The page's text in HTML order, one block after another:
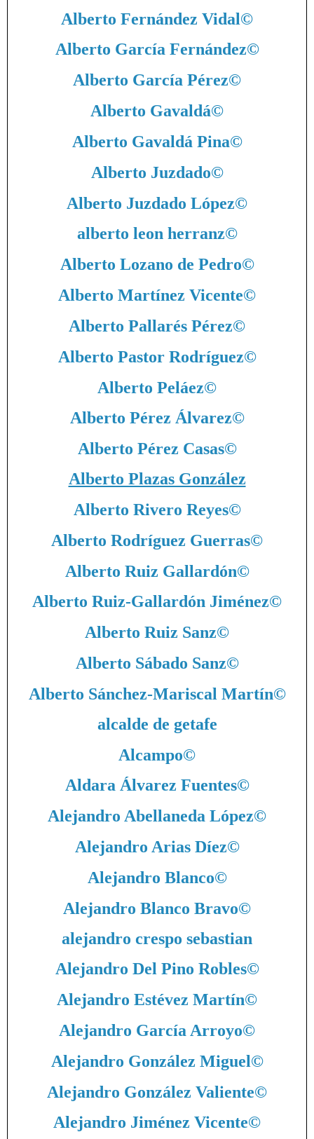
Alberto Fernández Vidal©
Alberto García Fernández©
Alberto García Pérez©
Alberto Gavaldá©
Alberto Gavaldá Pina©
Alberto Juzdado©
Alberto Juzdado López©
alberto leon herranz©
Alberto Lozano de Pedro©
Alberto Martínez Vicente©
Alberto Pallarés Pérez©
Alberto Pastor Rodríguez©
Alberto Peláez©
Alberto Pérez Álvarez©
Alberto Pérez Casas©
Alberto Plazas González
Alberto Rivero Reyes©
Alberto Rodríguez Guerras©
Alberto Ruiz Gallardón©
Alberto Ruiz-Gallardón Jiménez©
Alberto Ruiz Sanz©
Alberto Sábado Sanz©
Alberto Sánchez-Mariscal Martín©
alcalde de getafe
Alcampo©
Aldara Álvarez Fuentes©
Alejandro Abellaneda López©
Alejandro Arias Díez©
Alejandro Blanco©
Alejandro Blanco Bravo©
alejandro crespo sebastian
Alejandro Del Pino Robles©
Alejandro Estévez Martín©
Alejandro García Arroyo©
Alejandro González Miguel©
Alejandro González Valiente©
Alejandro Jiménez Vicente©